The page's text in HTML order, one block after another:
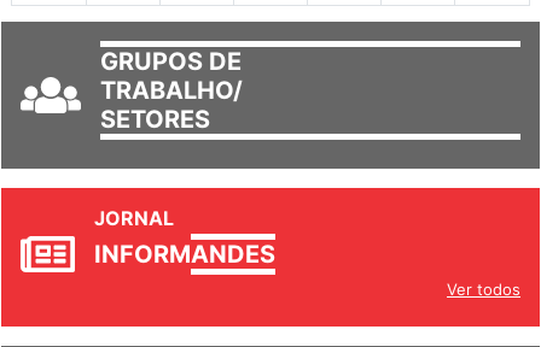
GRUPOS DE
TRABALHO/
SETORES
JORNAL
INFORMANDES
Ver todos